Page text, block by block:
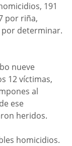
191
por riña,
por determinar.
nueve
12 víctimas,
al
ese
heridos.
homicidios.